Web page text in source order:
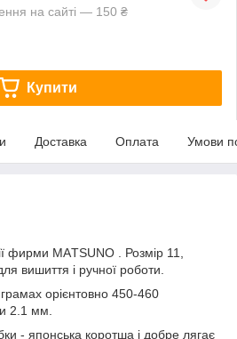
на сайті — 150 ₴
Купити
Доставка Оплата Умови
фирми MAТSUNO . Розмір 11,
вишиття і ручної роботи.
орієнтовно 450-460
2.1 мм.
- японська коротша і добре лягає